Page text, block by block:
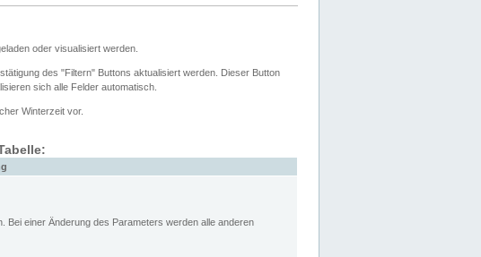
oder visualisiert werden.
des "Filtern" Buttons aktualisiert werden. Dieser Button
sich alle Felder automatisch.
Winterzeit vor.
Bei einer Änderung des Parameters werden alle anderen